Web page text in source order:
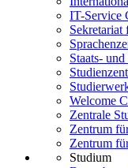
IT-Service
Sekretariat
Staats-
Welcome
Zentrale
Zentrum
Zentrum
Studium